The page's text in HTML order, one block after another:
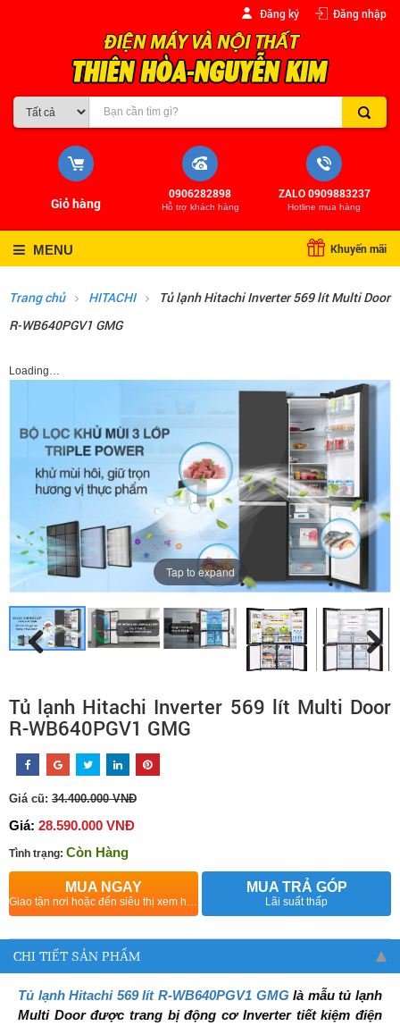
Đăng ký Đăng nhập
ZALO 0909883237
Hotline mua hàng
0906282898
Hỗ trợ khách hàng
Giỏ hàng
Khuyến mãi
MENU
Trang chủ HITACHI
Tủ lạnh Hitachi Inverter 569 lít Multi Door
R-WB640PGV1 GMG
Loading…
Tap to expand
Tủ lạnh Hitachi Inverter 569 lít Multi Door
R-WB640PGV1 GMG
Giá cũ: 34.400.000 VNĐ
Giá: 28.590.000 VNĐ
Tình trạng: Còn Hàng
MUA NGAY
Giao tận nơi hoặc đến siêu thị xem hàng
MUA TRẢ GÓP
Lãi suất thấp
CHI TIẾT SẢN PHẨM
Tủ lạnh Hitachi 569 lít R-WB640PGV1 GMG là mẫu tủ lạnh
Multi Door được trang bị động cơ Inverter tiết kiệm điện